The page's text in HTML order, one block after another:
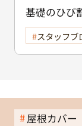
基礎のひび
スタッフブ
屋根カバー